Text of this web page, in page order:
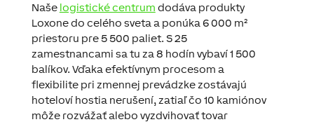
Naše logistické centrum dodáva produkty
Loxone do celého sveta a ponúka 6 000 m²
priestoru pre 5 500 paliet. S 25
zamestnancami sa tu za 8 hodín vybaví 1 500
balíkov. Vďaka efektívnym procesom a
flexibilite pri zmennej prevádzke zostávajú
hoteloví hostia nerušení, zatiaľ čo 10 kamiónov
môže rozvážať alebo vyzdvihovať tovar